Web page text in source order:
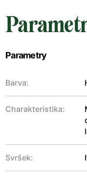
Parametry
Barva:
Charakteristika:
Svršek: